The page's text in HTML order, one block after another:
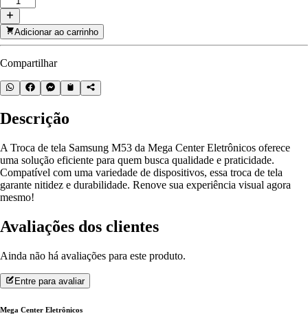
Adicionar ao carrinho
Compartilhar
Descrição
A Troca de tela Samsung M53 da Mega Center Eletrônicos oferece
uma solução eficiente para quem busca qualidade e praticidade.
Compatível com uma variedade de dispositivos, essa troca de tela
garante nitidez e durabilidade. Renove sua experiência visual agora
mesmo!
Avaliações dos clientes
Ainda não há avaliações para este produto.
Entre para avaliar
Mega Center Eletrônicos